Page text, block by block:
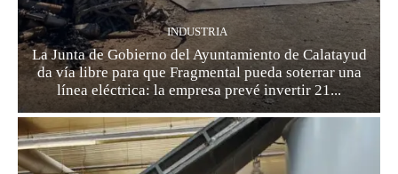
INDUSTRIA
La Junta de Gobierno del Ayuntamiento de Calatayud
da vía libre para que Fragmental pueda soterrar una
línea eléctrica: la empresa prevé invertir 21...